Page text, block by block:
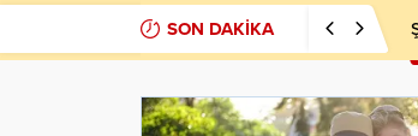
SON DAKİKA